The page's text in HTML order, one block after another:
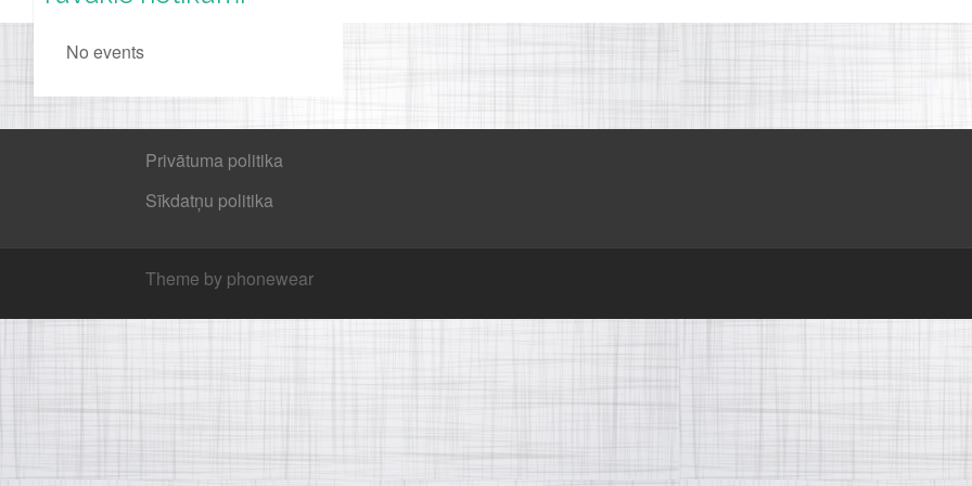
No events
Privātuma politika
Sīkdatņu politika
Theme by phonewear